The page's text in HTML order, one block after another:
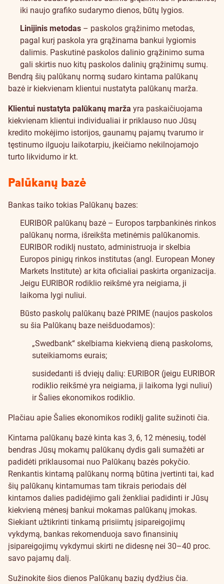
iki naujo grafiko sudarymo dienos, būtų lygios.
Linijinis metodas – paskolos grąžinimo metodas,
pagal kurį paskola yra grąžinama bankui lygiomis
dalimis. Paskutinė paskolos dalinio grąžinimo suma
gali skirtis nuo kitų paskolos dalinių grąžinimų sumų.
Bendrą šių palūkanų normą sudaro kintama palūkanų
bazė ir kiekvienam klientui nustatyta palūkanų marža.
Klientui nustatyta palūkanų marža yra paskaičiuojama
kiekvienam klientui individualiai ir priklauso nuo Jūsų
kredito mokėjimo istorijos, gaunamų pajamų tvarumo ir
tęstinumo ilguoju laikotarpiu, įkeičiamo nekilnojamojo
turto likvidumo ir kt.
Palūkanų bazė
Bankas taiko tokias Palūkanų bazes:
EURIBOR palūkanų bazė – Europos tarpbankinės rinkos
palūkanų norma, išreikšta metinėmis palūkanomis.
EURIBOR rodiklį nustato, administruoja ir skelbia
Europos pinigų rinkos institutas (angl. European Money
Markets Institute) ar kita oficialiai paskirta organizacija.
Jeigu EURIBOR rodiklio reikšmė yra neigiama, ji
laikoma lygi nuliui.
Būsto paskolų palūkanų bazė PRIME (naujos paskolos
su šia Palūkanų baze neišduodamos):
„Swedbank“ skelbiama kiekvieną dieną paskoloms,
suteikiamoms eurais;
susidedanti iš dviejų dalių: EURIBOR (jeigu EURIBOR
rodiklio reikšmė yra neigiama, ji laikoma lygi nuliui)
ir Šalies ekonomikos rodiklio.
Plačiau apie Šalies ekonomikos rodiklį galite sužinoti čia.
Kintama palūkanų bazė kinta kas 3, 6, 12 mėnesių, todėl
bendras Jūsų mokamų palūkanų dydis gali sumažėti ar
padidėti priklausomai nuo Palūkanų bazės pokyčio.
Renkantis kintamą palūkanų normą būtina įvertinti tai, kad
šių palūkanų kintamumas tam tikrais periodais dėl
kintamos dalies padidėjimo gali ženkliai padidinti ir Jūsų
kiekvieną mėnesį bankui mokamas palūkanų įmokas.
Siekiant užtikrinti tinkamą prisiimtų įsipareigojimų
vykdymą, bankas rekomenduoja savo finansinių
įsipareigojimų vykdymui skirti ne didesnę nei 30–40 proc.
savo pajamų dalį.
Sužinokite šios dienos Palūkanų bazių dydžius čia.